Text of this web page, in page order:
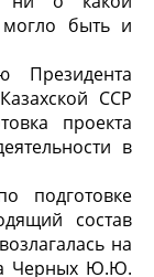
могло быть и
Президента
ССР
проекта
в
подготовке
состав
на
Черных Ю.Ю.